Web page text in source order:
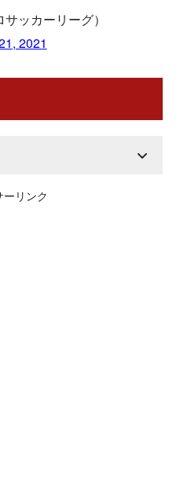
ッカーリーグ）
2021
ーリンク